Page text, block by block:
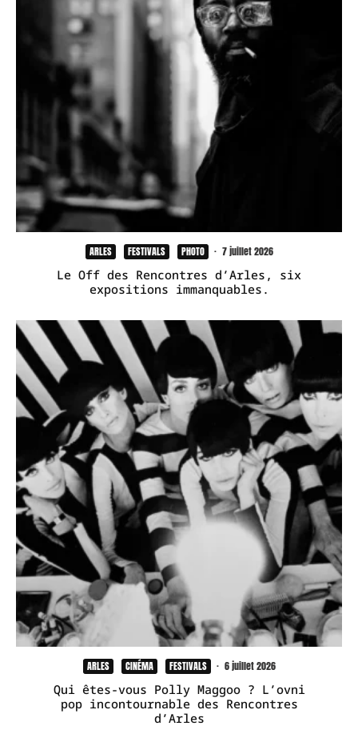
ARLES FESTIVALS PHOTO · 7 juillet 2026
Le Off des Rencontres d’Arles, six
expositions immanquables.
ARLES CINÉMA FESTIVALS · 6 juillet 2026
Qui êtes-vous Polly Maggoo ? L’ovni
pop incontournable des Rencontres
d’Arles